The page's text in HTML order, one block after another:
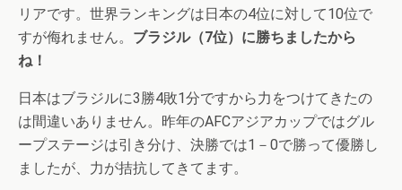
リアです。世界ランキングは日本の4位に対して10位で
すが侮れません。 ブラジル（7位）に勝ちましたから
ね！
日本はブラジルに3勝4敗1分ですから力をつけてきたの
は間違いありません。昨年のAFCアジアカップではグル
ープステージは引き分け、決勝では1－0で勝って優勝し
ましたが、力が拮抗してきてます。